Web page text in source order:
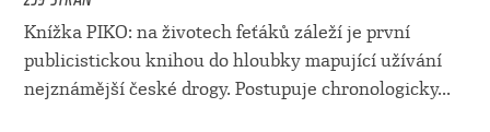
Knížka PIKO: na životech feťáků záleží je první
publicistickou knihou do hloubky mapující užívání
nejznámější české drogy. Postupuje chronologicky...